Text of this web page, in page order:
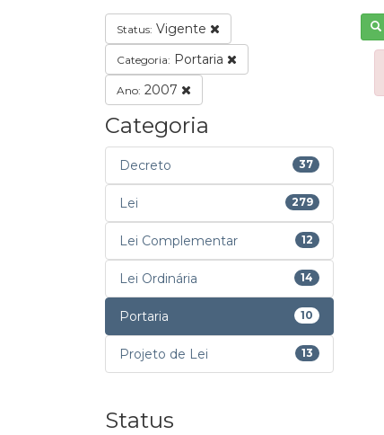
Status: Vigente
Categoria: Portaria
Ano: 2007
Categoria
Decreto 37
Lei 279
Lei Complementar 12
Lei Ordinária 14
Portaria 10
Projeto de Lei 13
Status